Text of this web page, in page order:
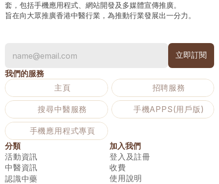
套，包括手機應用程式、網站開發及多媒體宣傳推廣。
旨在向大眾推廣香港中醫行業，為推動行業發展出一分力。
我們的服務
主頁
招聘服務
搜尋中醫服務 手機APPS(用戶版)
手機應用程式專頁
分類
活動資訊
中醫資訊
認識中藥
加入我們
登入及註冊
收費
使用說明